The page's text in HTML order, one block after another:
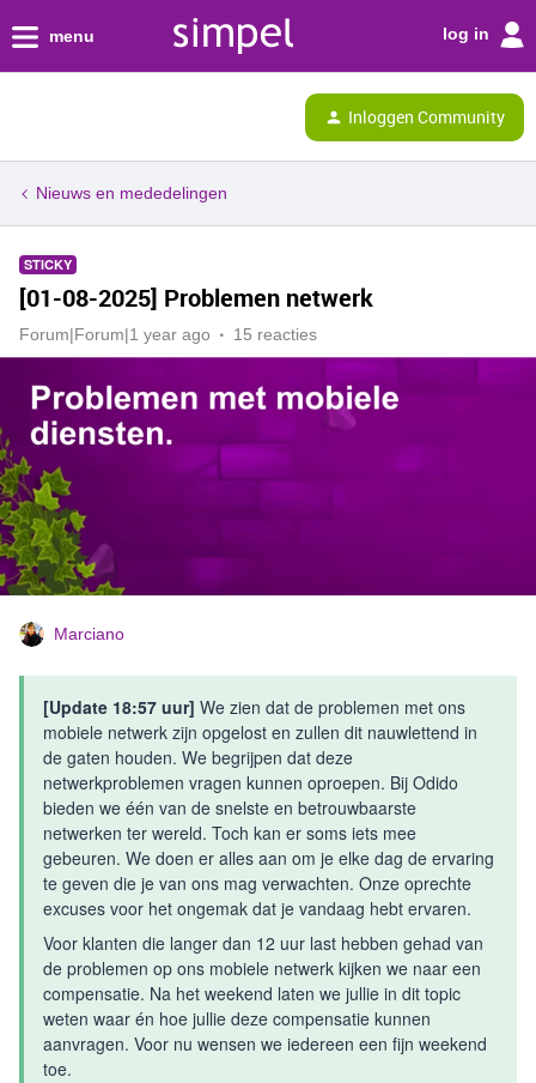
menu log in
Inloggen Community
Nieuws en mededelingen
STICKY
[01-08-2025] Problemen netwerk
Forum|Forum|1 year ago 15 reacties
Marciano
[Update 18:57 uur] We zien dat de problemen met ons
mobiele netwerk zijn opgelost en zullen dit nauwlettend in
de gaten houden. We begrijpen dat deze
netwerkproblemen vragen kunnen oproepen. Bij Odido
bieden we één van de snelste en betrouwbaarste
netwerken ter wereld. Toch kan er soms iets mee
gebeuren. We doen er alles aan om je elke dag de ervaring
te geven die je van ons mag verwachten. Onze oprechte
excuses voor het ongemak dat je vandaag hebt ervaren.
Voor klanten die langer dan 12 uur last hebben gehad van
de problemen op ons mobiele netwerk kijken we naar een
compensatie. Na het weekend laten we jullie in dit topic
weten waar én hoe jullie deze compensatie kunnen
aanvragen. Voor nu wensen we iedereen een fijn weekend
toe.